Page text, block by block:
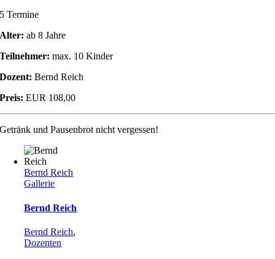
5 Termine
Alter: ab 8 Jahre
Teilnehmer: max. 10 Kinder
Dozent: Bernd Reich
Preis: EUR 108,00
Getränk und Pausenbrot nicht vergessen!
Bernd Reich
Gallerie
Bernd Reich
Bernd Reich,
Dozenten